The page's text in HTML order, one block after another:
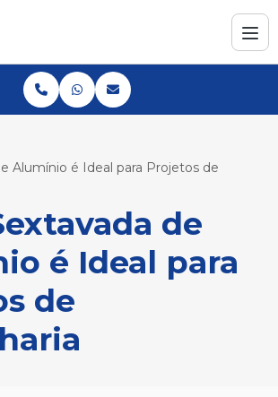
Alumínio é Ideal para Projetos de
de
é Ideal para
de